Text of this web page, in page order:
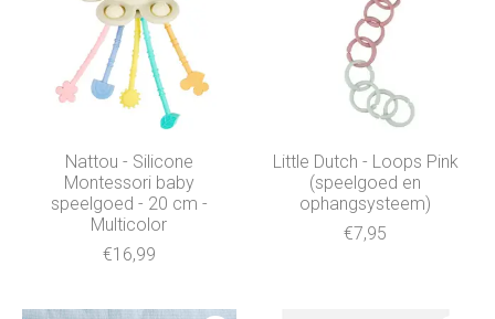
Nattou - Silicone
Montessori baby
speelgoed - 20 cm -
Multicolor
€16,99
Little Dutch - Loops Pink
(speelgoed en
ophangsysteem)
€7,95